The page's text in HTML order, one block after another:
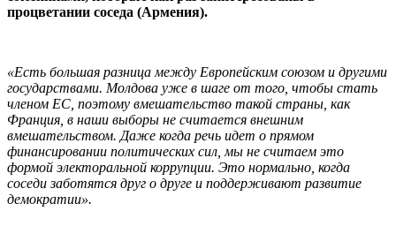
процветании соседа (Армения).
«Есть большая разница между Европейским союзом и другими
государствами. Молдова уже в шаге от того, чтобы стать
членом ЕС, поэтому вмешательство такой страны, как
Франция, в наши выборы не считается внешним
вмешательством. Даже когда речь идет о прямом
финансировании политических сил, мы не считаем это
формой электоральной коррупции. Это нормально, когда
соседи заботятся друг о друге и поддерживают развитие
демократии».